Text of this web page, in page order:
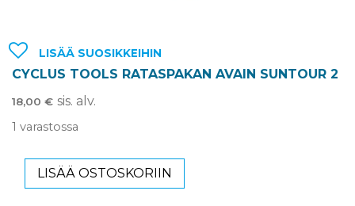
LISÄÄ SUOSIKKEIHIN
CYCLUS TOOLS RATASPAKAN AVAIN SUNTOUR 2
18,00 € sis. alv.
1 varastossa
LISÄÄ OSTOSKORIIN